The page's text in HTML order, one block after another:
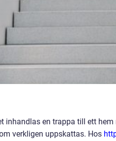
inhandlas en trappa till ett
verkligen uppskattas. Hos